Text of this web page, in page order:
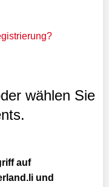
wählen Sie
auf
und